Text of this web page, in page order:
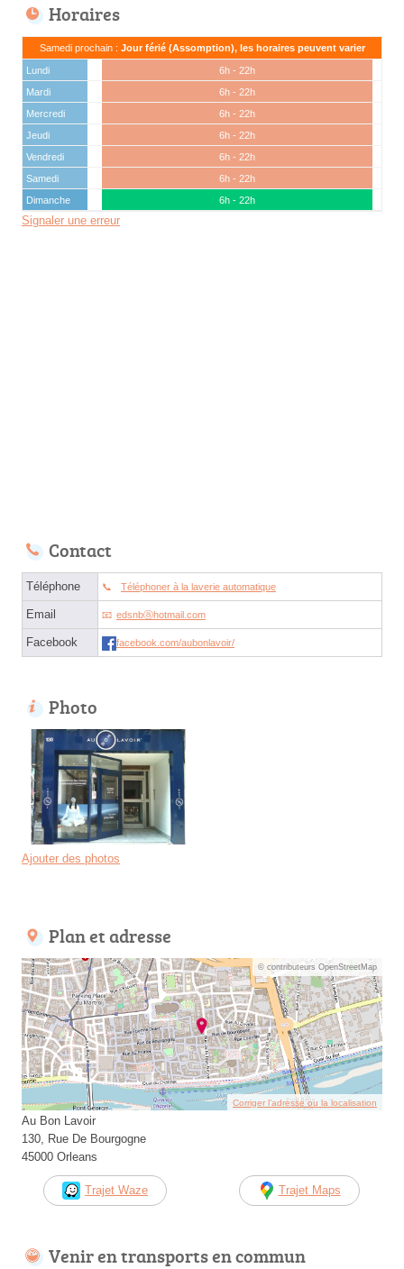
Horaires
Samedi prochain : Jour férié (Assomption), les horaires peuvent varier
Lundi
6h - 22h
Mardi
6h - 22h
Mercredi
6h - 22h
Jeudi
6h - 22h
Vendredi
6h - 22h
Samedi
6h - 22h
Dimanche
6h - 22h
Signaler une erreur
Contact
Téléphone Téléphoner à la laverie automatique
Email edsnbⓐhotmail.com
Facebook facebook.com/aubonlavoir/
Photo
Ajouter des photos
Plan et adresse
© contributeurs OpenStreetMap
Corriger l’adresse ou la localisation
Au Bon Lavoir
130, Rue De Bourgogne
45000 Orleans
Trajet Waze Trajet Maps
Venir en transports en commun